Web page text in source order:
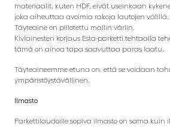
materiaalit, kuten HDF, eivät useinkaan
joka aiheuttaa avoimia rakoja lautojen välillä.
Täyteaine on piilotettu mallin väriin.
Kiviainesten korjaus Esta-parketti tehtaalla
tämä on ainoa tapa saavuttaa paras laatu.
Täyteaineemme etuna on, että se voidaan
ympäristöystävällinen.
Ilmasto
Parkettilaudoille sopiva ilmasto on sama kuin